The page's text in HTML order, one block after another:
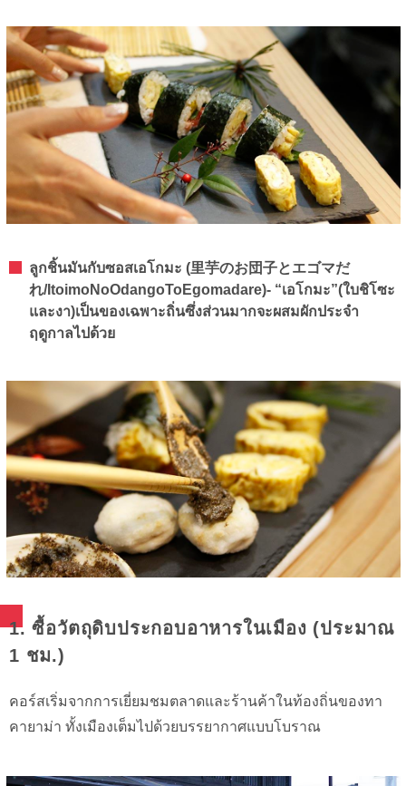
ลูกชิ้นมันกับซอสเอโกมะ (里芋のお団子とエゴマだ
れ/ItoimoNoOdangoToEgomadare)- “เอโกมะ”(ใบชิโซะ
และงา)เป็นของเฉพาะถิ่นซึ่งส่วนมากจะผสมผักประจำ
ฤดูกาลไปด้วย
1. ซื้อวัตถุดิบประกอบอาหารในเมือง (ประมาณ
1 ชม.)
คอร์สเริ่มจากการเยี่ยมชมตลาดและร้านค้าในท้องถิ่นของทา
คายาม่า ทั้งเมืองเต็มไปด้วยบรรยากาศแบบโบราณ